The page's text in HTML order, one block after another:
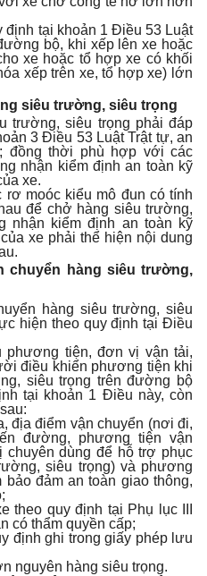
định tại khoản 1 Điều 53 Luật
bộ, khi xếp lên xe hoặc
xe hoặc tổ hợp xe có khối
xếp trên xe, tổ hợp xe) lớn
siêu trường, siêu trọng
trường, siêu trọng phải đáp
3 Điều 53 Luật Trật tự, an
đồng thời phù hợp với các
nhận kiểm định an toàn kỹ
xe.
moóc kiểu mô đun có tính
để chở hàng siêu trường,
nhận kiểm định an toàn kỹ
xe phải thể hiện nội dung
chuyển hàng siêu trường,
hàng siêu trường, siêu
hiện theo quy định tại Điều
phương tiện, đơn vị vận tải,
điều khiển phương tiện khi
siêu trọng trên đường bộ
tại khoản 1 Điều này, còn
địa điểm vận chuyển (nơi đi,
đường, phương tiện vận
chuyên dùng để hỗ trợ phục
siêu trọng) và phương
đảm an toàn giao thông,
theo quy định tại Phụ lục III
có thẩm quyền cấp;
định ghi trong giấy phép lưu
nguyên hàng siêu trọng.